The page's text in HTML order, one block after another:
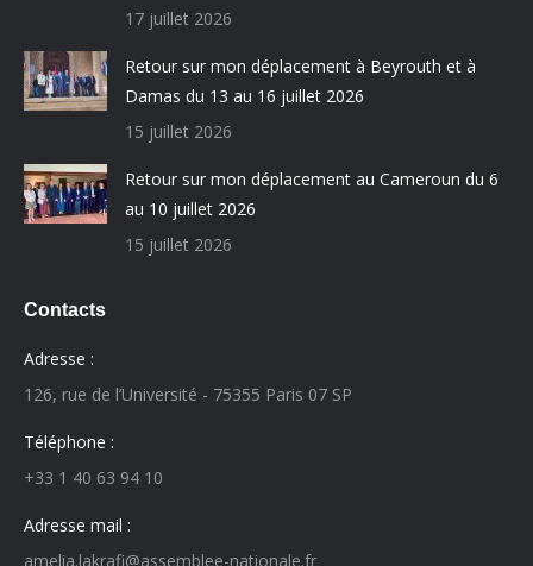
17 juillet 2026
Retour sur mon déplacement à Beyrouth et à
Damas du 13 au 16 juillet 2026
15 juillet 2026
Retour sur mon déplacement au Cameroun du 6
au 10 juillet 2026
15 juillet 2026
Contacts
Adresse :
126, rue de l’Université - 75355 Paris 07 SP
Téléphone :
+33 1 40 63 94 10
Adresse mail :
amelia.lakrafi@assemblee-nationale.fr